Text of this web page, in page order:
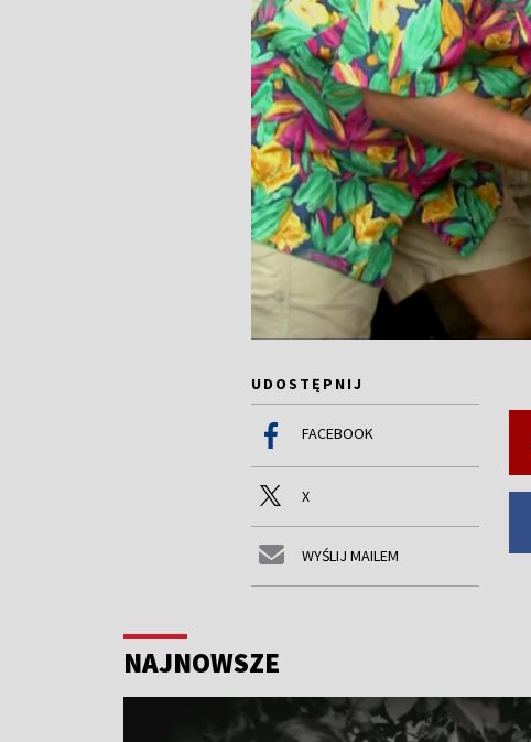
UDOSTĘPNIJ
FACEBOOK
X
WYŚLIJ MAILEM
NAJNOWSZE